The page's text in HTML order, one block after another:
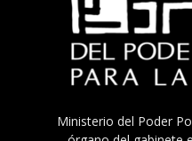
Ministerio del Poder